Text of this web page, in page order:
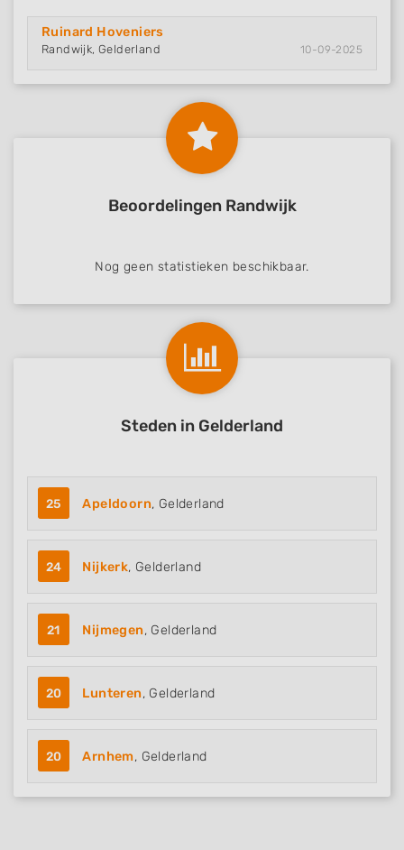
Ruinard Hoveniers
Randwijk, Gelderland 10-09-2025
Beoordelingen Randwijk
Nog geen statistieken beschikbaar.
Steden in Gelderland
25 Apeldoorn, Gelderland
24 Nijkerk, Gelderland
21 Nijmegen, Gelderland
20 Lunteren, Gelderland
20 Arnhem, Gelderland